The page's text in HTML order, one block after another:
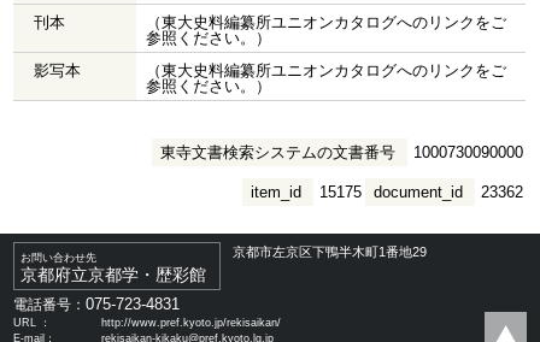
刊本
（東大史料編纂所ユニオンカタログへのリンクをご
参照ください。）
影写本
（東大史料編纂所ユニオンカタログへのリンクをご
参照ください。）
東寺文書検索システムの文書番号 1000730090000
document_id 23362
item_id 15175
お問い合わせ先
京都府立京都学・歴彩館
京都市左京区下鴨半木町1番地29
電話番号：075-723-4831
URL ：
http://www.pref.kyoto.jp/rekisaikan/
E-mail：
rekisaikan-kikaku@pref.kyoto.lg.jp